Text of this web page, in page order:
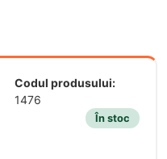
Codul produsului:
1476
În stoc